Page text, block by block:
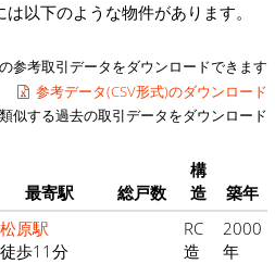
以下のような物件があります。
参考取引データをダウンロードできます
参考データ(CSV形式)のダウンロード
似する過去の取引データをダウンロード
最寄駅 総戸数
構
造
築年
松原駅
徒歩11分
RC
造
2000
年